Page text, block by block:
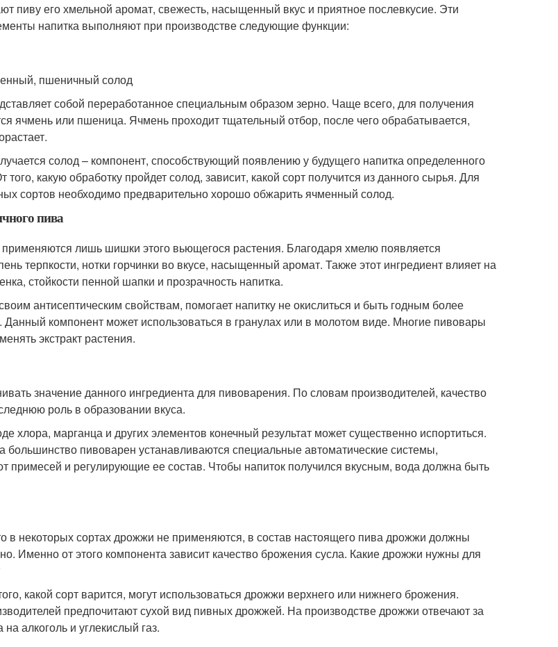
пиву его хмельной аромат, свежесть, насыщенный вкус и приятное послевкусие. Эти
напитка выполняют при производстве следующие функции:
пшеничный солод
собой переработанное специальным образом зерно. Чаще всего, для получения
ячмень или пшеница. Ячмень проходит тщательный отбор, после чего обрабатывается,
солод – компонент, способствующий появлению у будущего напитка определенного
того, какую обработку пройдет солод, зависит, какой сорт получится из данного сырья. Для
сортов необходимо предварительно хорошо обжарить ячменный солод.
пива
лишь шишки этого вьющегося растения. Благодаря хмелю появляется
терпкости, нотки горчинки во вкусе, насыщенный аромат. Также этот ингредиент влияет на
стойкости пенной шапки и прозрачность напитка.
антисептическим свойствам, помогает напитку не окислиться и быть годным более
Данный компонент может использоваться в гранулах или в молотом виде. Многие пивовары
экстракт растения.
значение данного ингредиента для пивоварения. По словам производителей, качество
роль в образовании вкуса.
хлора, марганца и других элементов конечный результат может существенно испортиться.
большинство пивоварен устанавливаются специальные автоматические системы,
примесей и регулирующие ее состав. Чтобы напиток получился вкусным, вода должна быть
в некоторых сортах дрожжи не применяются, в состав настоящего пива дрожжи должны
Именно от этого компонента зависит качество брожения сусла. Какие дрожжи нужны для
какой сорт варится, могут использоваться дрожжи верхнего или нижнего брожения.
предпочитают сухой вид пивных дрожжей. На производстве дрожжи отвечают за
алкоголь и углекислый газ.